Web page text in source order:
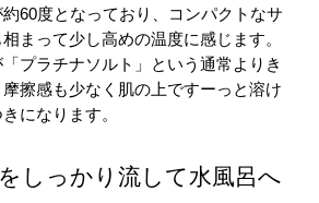
60度となっており、コンパクトなサ
まって少し高めの温度に感じます。
プラチナソルト」という通常よりき
摩擦感も少なく肌の上ですーっと溶け
になります。
しっかり流して水風呂へ